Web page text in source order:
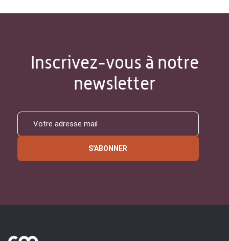
Inscrivez-vous à notre
newsletter
S'ABONNER